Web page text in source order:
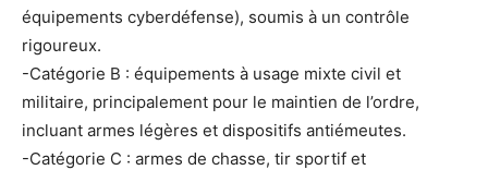
équipements cyberdéfense), soumis à un contrôle
rigoureux.
-Catégorie B : équipements à usage mixte civil et
militaire, principalement pour le maintien de l’ordre,
incluant armes légères et dispositifs antiémeutes.
-Catégorie C : armes de chasse, tir sportif et